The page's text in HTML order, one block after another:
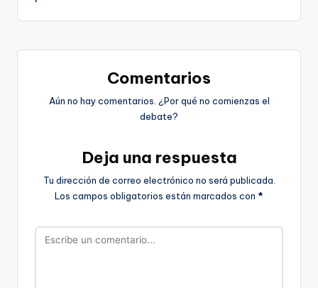
Comentarios
Aún no hay comentarios. ¿Por qué no comienzas el
debate?
Deja una respuesta
Tu dirección de correo electrónico no será publicada.
Los campos obligatorios están marcados con *